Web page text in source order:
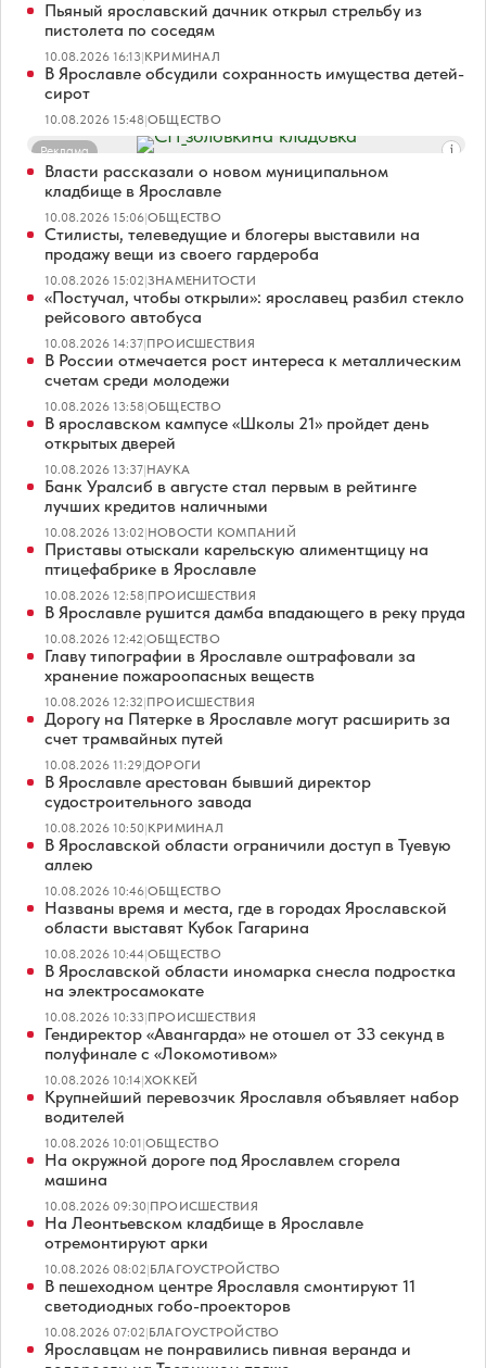
Пьяный ярославский дачник открыл стрельбу из
пистолета по соседям
10.08.2026 16:13|КРИМИНАЛ
В Ярославле обсудили сохранность имущества детей-
сирот
10.08.2026 15:48|ОБЩЕСТВО
Реклама
Власти рассказали о новом муниципальном
кладбище в Ярославле
10.08.2026 15:06|ОБЩЕСТВО
Стилисты, телеведущие и блогеры выставили на
продажу вещи из своего гардероба
10.08.2026 15:02|ЗНАМЕНИТОСТИ
«Постучал, чтобы открыли»: ярославец разбил стекло
рейсового автобуса
10.08.2026 14:37|ПРОИСШЕСТВИЯ
В России отмечается рост интереса к металлическим
счетам среди молодежи
10.08.2026 13:58|ОБЩЕСТВО
В ярославском кампусе «Школы 21» пройдет день
открытых дверей
10.08.2026 13:37|НАУКА
Банк Уралсиб в августе стал первым в рейтинге
лучших кредитов наличными
10.08.2026 13:02|НОВОСТИ КОМПАНИЙ
Приставы отыскали карельскую алиментщицу на
птицефабрике в Ярославле
10.08.2026 12:58|ПРОИСШЕСТВИЯ
В Ярославле рушится дамба впадающего в реку пруда
10.08.2026 12:42|ОБЩЕСТВО
Главу типографии в Ярославле оштрафовали за
хранение пожароопасных веществ
10.08.2026 12:32|ПРОИСШЕСТВИЯ
Дорогу на Пятерке в Ярославле могут расширить за
счет трамвайных путей
10.08.2026 11:29|ДОРОГИ
В Ярославле арестован бывший директор
судостроительного завода
10.08.2026 10:50|КРИМИНАЛ
В Ярославской области ограничили доступ в Туевую
аллею
10.08.2026 10:46|ОБЩЕСТВО
Названы время и места, где в городах Ярославской
области выставят Кубок Гагарина
10.08.2026 10:44|ОБЩЕСТВО
В Ярославской области иномарка снесла подростка
на электросамокате
10.08.2026 10:33|ПРОИСШЕСТВИЯ
Гендиректор «Авангарда» не отошел от 33 секунд в
полуфинале с «Локомотивом»
10.08.2026 10:14|ХОККЕЙ
Крупнейший перевозчик Ярославля объявляет набор
водителей
10.08.2026 10:01|ОБЩЕСТВО
На окружной дороге под Ярославлем сгорела
машина
10.08.2026 09:30|ПРОИСШЕСТВИЯ
На Леонтьевском кладбище в Ярославле
отремонтируют арки
10.08.2026 08:02|БЛАГОУСТРОЙСТВО
В пешеходном центре Ярославля смонтируют 11
светодиодных гобо-проекторов
10.08.2026 07:02|БЛАГОУСТРОЙСТВО
Ярославцам не понравились пивная веранда и